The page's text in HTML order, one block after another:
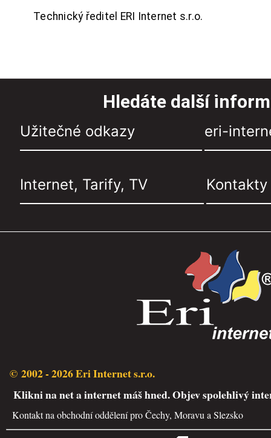
Technický ředitel ERI Internet s.r.o.
Hledáte další
Užitečné odkazy eri-
Internet, Tarify, TV Kontakty
© 2002 - 2026 Eri Internet s.r.o.
Klikni na net a internet máš hned. Objev spolehlivý
Kontakt na obchodní oddělení pro Čechy, Moravu a Slezsko